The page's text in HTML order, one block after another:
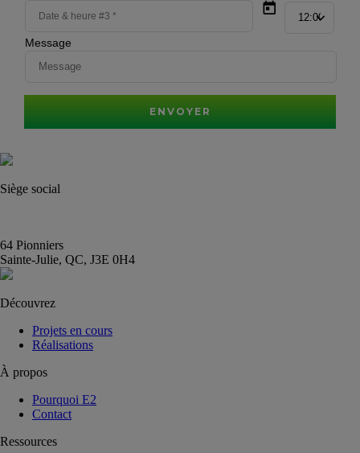
Message
ENVOYER
Siège social
64 Pionniers
Sainte-Julie, QC, J3E 0H4
Découvrez
Projets en cours
Réalisations
À propos
Pourquoi E2
Contact
Ressources